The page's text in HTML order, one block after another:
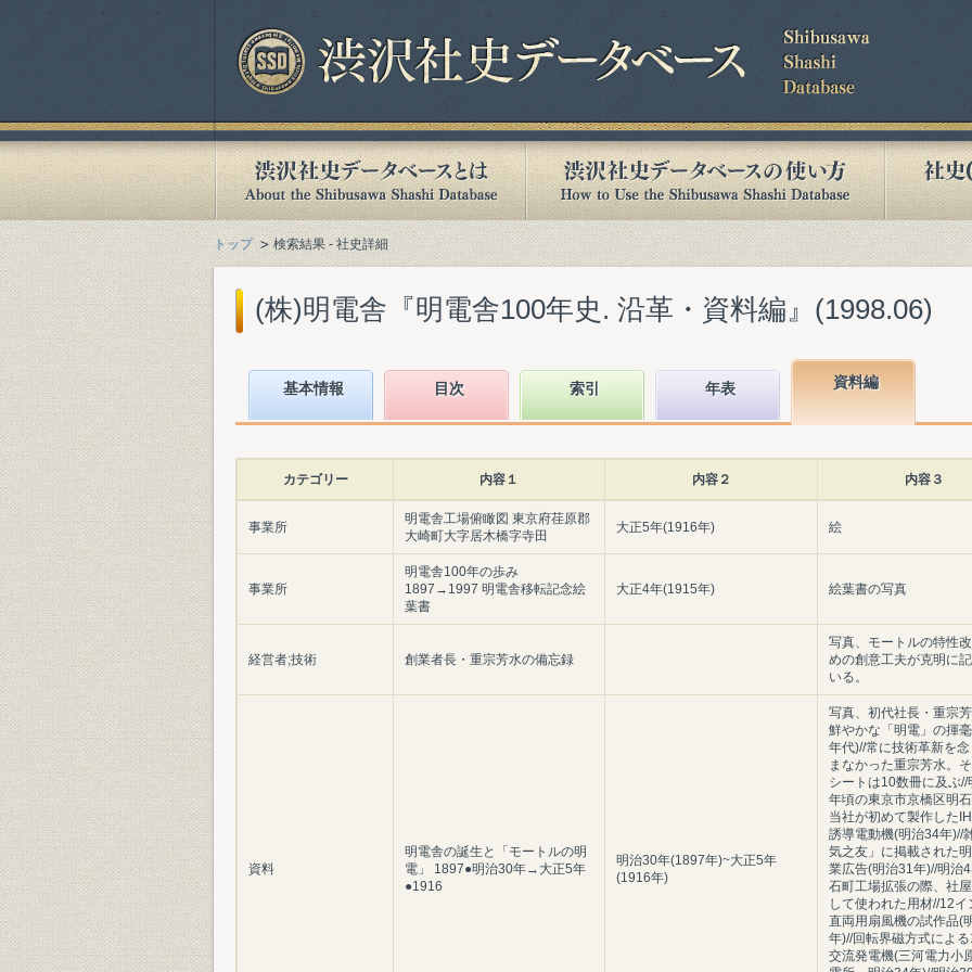
トップ 検索結果 - 社史詳細
(株)明電舎『明電舎100年史. 沿革・資料編』(1998.06)
基本情報 目次 索引 年表 資料編
カテゴリー 内容１ 内容２ 内容３
事業所
明電舎工場俯瞰図 東京府荏原郡
大崎町大字居木橋字寺田
大正5年(1916年) 絵
事業所
明電舎100年の歩み
1897→1997 明電舎移転記念絵
葉書
大正4年(1915年) 絵葉書の写真
経営者;技術 創業者長・重宗芳水の備忘録
写真、モートルの特性
めの創意工夫が克明に
いる。
資料
明電舎の誕生と「モートルの明
電」 1897●明治30年→大正5年
●1916
明治30年(1897年)~大正5年
(1916年)
写真、初代社長・重宗
鮮やかな「明電」の揮
年代)//常に技術革新を
まなかった重宗芳水。
シートは10数冊に及ぶ//
年頃の東京市京橋区明
当社が初めて製作した
誘導電動機(明治34年)//
気之友」に掲載された
業広告(明治31年)//明治
石町工場拡張の際、社
して使われた用材//12イ
直両用扇風機の試作品(
年)//回転界磁方式によ
交流発電機(三河電力小